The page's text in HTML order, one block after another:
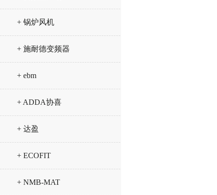
+ 锅炉风机
+ 施耐德变频器
+ ebm
+ ADDA协喜
+ 达盈
+ ECOFIT
+ NMB-MAT